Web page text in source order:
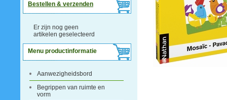
Bestellen & verzenden
Er zijn nog geen
artikelen geselecteerd
Menu productinformatie
Aanwezigheidsbord
Begrippen van ruimte en
vorm